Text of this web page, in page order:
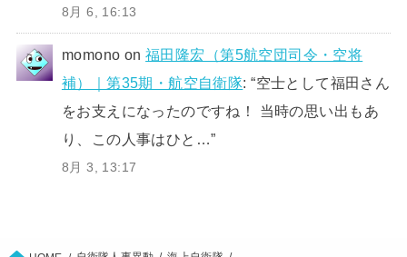
8月 6, 16:13
momono on福田隆宏（第5航空団司令・空将
補）｜第35期・航空自衛隊: “空士として福田さん
をお支えになったのですね！ 当時の思い出もあ
り、この人事はひと…”
8月 3, 13:17